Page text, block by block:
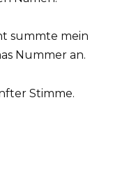
summte mein
Nummer an.
Stimme.